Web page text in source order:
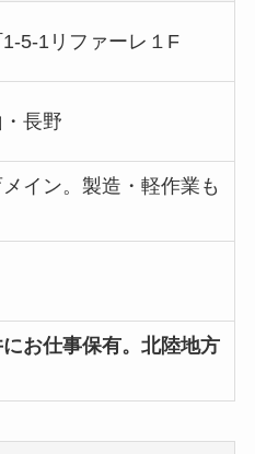
5-1リファーレ１F
長野
イン。製造・軽作業も
お仕事保有。北陸地方